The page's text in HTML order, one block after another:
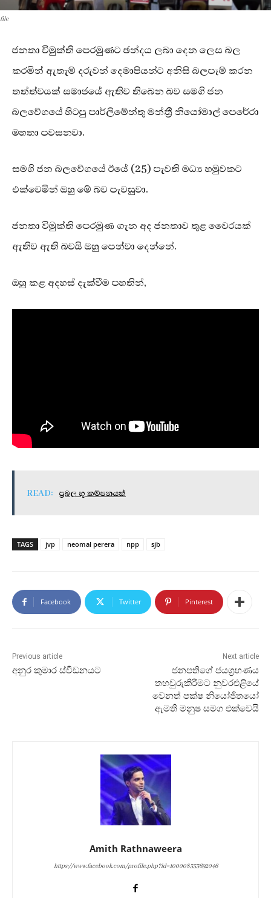
file
ජනතා විමුක්ති පෙරමුණට ඡන්දය ලබා දෙන ලෙස බල
කරමින් ඇතැම් දරුවන් දෙමාපියන්ට අනිසි බලපෑම් කරන
තත්ත්වයක් සමාජයේ ඇතිව තිබෙන බව සමගි ජන
බලවේගයේ හිටපු පාර්ලිමේන්තු මන්ත්‍රී නියෝමාල් පෙරේරා
මහතා පවසනවා.
සමගි ජන බලවේගයේ ඊයේ (25) පැවති මධ්‍ය හමුවකට
එක්වෙමින් ඔහු මේ බව පැවසුවා.
ජනතා විමුක්ති පෙරමුණ ගැන අද ජනතාව තුළ වෛරයක්
ඇතිව ඇති බවයි ඔහු පෙන්වා දෙන්නේ.
ඔහු කළ අදහස් දැක්වීම පහතින්,
READ: ප්‍රබල භූ කම්පනයක්
TAGS jvp neomal perera npp sjb
Facebook Twitter Pinterest
Previous article
අනුර කුමාර ස්වීඩනයට
Next article
ජනපතිගේ ජයග්‍රහණය
තහවුරුකිරීමට නුවරඑළියේ
වෙනත් පක්ෂ නියෝජිතයෝ
ඇමති මනුෂ සමග එක්වෙයි
Amith Rathnaweera
https://www.facebook.com/profile.php?id=100008353692046